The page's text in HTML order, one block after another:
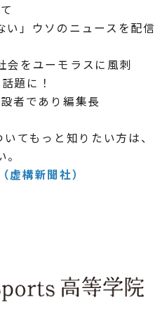
い」ウソのニュースを配信
会をユーモラスに風刺
題に！
者であり編集長
てもっと知りたい方は、
（虚構新聞社）